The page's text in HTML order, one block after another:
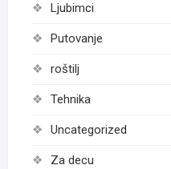
Ljubimci
Putovanje
roštilj
Tehnika
Uncategorized
Za decu